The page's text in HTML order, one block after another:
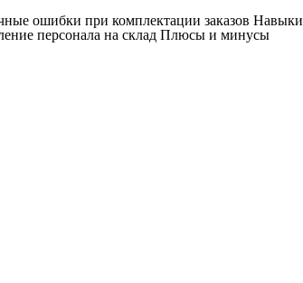
ошибки при комплектации заказов Навыки
персонала на склад Плюсы и минусы